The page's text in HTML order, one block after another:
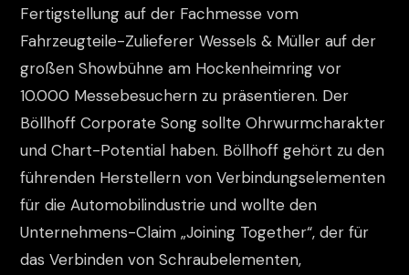
Fertigstellung auf der Fachmesse vom
Fahrzeugteile-Zulieferer Wessels & Müller auf der
großen Showbühne am Hockenheimring vor
10.000 Messebesuchern zu präsentieren. Der
Böllhoff Corporate Song sollte Ohrwurmcharakter
und Chart-Potential haben. Böllhoff gehört zu den
führenden Herstellern von Verbindungselementen
für die Automobilindustrie und wollte den
Unternehmens-Claim „Joining Together“, der für
das Verbinden von Schraubelementen,